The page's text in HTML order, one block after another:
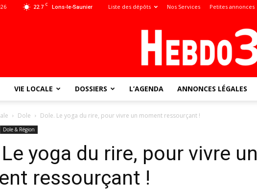
22.7 C Lons-le-Saunier Liste des dépôts Nos Services Petites annonces
VIE LOCALE DOSSIERS L’AGENDA ANNONCES LÉGALES
Dole Dole. Le yoga du rire, pour vivre un moment ressourçant !
Dole & Région
yoga du rire, pour vivre un
ressourçant !